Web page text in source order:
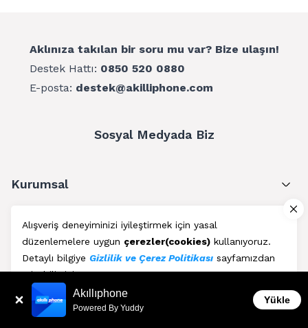
Alışveriş deneyiminizi iyileştirmek için yasal
düzenlemelere uygun çerezler(cookies) kullanıyoruz.
Detaylı bilgiye Gizlilik ve Çerez Politikası sayfamızdan
erişebilirsiniz.
Kabul Et
Aklınıza takılan bir soru mu var? Bize ulaşın!
Destek Hattı: 0850 520 0880
E-posta: destek@akilliphone.com
Sosyal Medyada Biz
Kurumsal
Müşteri Hizmetleri
Üyelik
Blog Akıllıphone
Powered By Yuddy
Yükle